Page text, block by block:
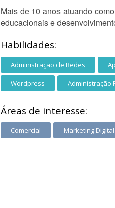
Mais de 10 anos atuando
educacionais e
Habilidades:
Administração de Redes
Wordpress Administração
Áreas de interesse:
Comercial Marketing Digital